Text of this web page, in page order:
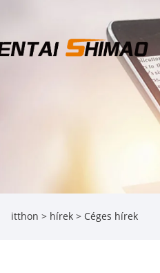
itthon > hírek > Céges hírek